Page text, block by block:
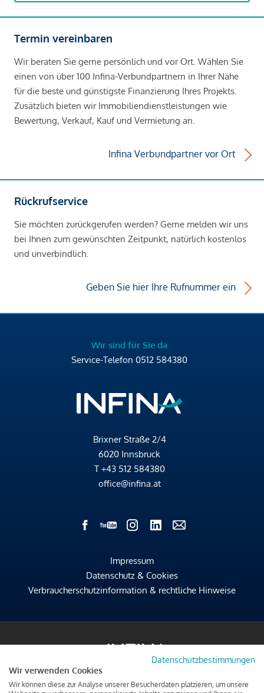
Termin vereinbaren
Wir beraten Sie gerne persönlich und vor Ort. Wählen Sie
einen von über 100 Infina-Verbundpartnern in Ihrer Nähe
für die beste und günstigste Finanzierung Ihres Projekts.
Zusätzlich bieten wir Immobiliendienstleistungen wie
Bewertung, Verkauf, Kauf und Vermietung an.
Infina Verbundpartner vor Ort
Rückrufservice
Sie möchten zurückgerufen werden? Gerne melden wir uns
bei Ihnen zum gewünschten Zeitpunkt, natürlich kostenlos
und unverbindlich.
Geben Sie hier Ihre Rufnummer ein
Wir sind für Sie da
Service-Telefon 0512 584380
Brixner Straße 2/4
6020 Innsbruck
T +43 512 584380
office@infina.at
Impressum
Datenschutz & Cookies
Verbraucherschutzinformation & rechtliche Hinweise
Datenschutzbestimmungen
Wir verwenden Cookies
Wir können diese zur Analyse unserer Besucherdaten platzieren, um unsere